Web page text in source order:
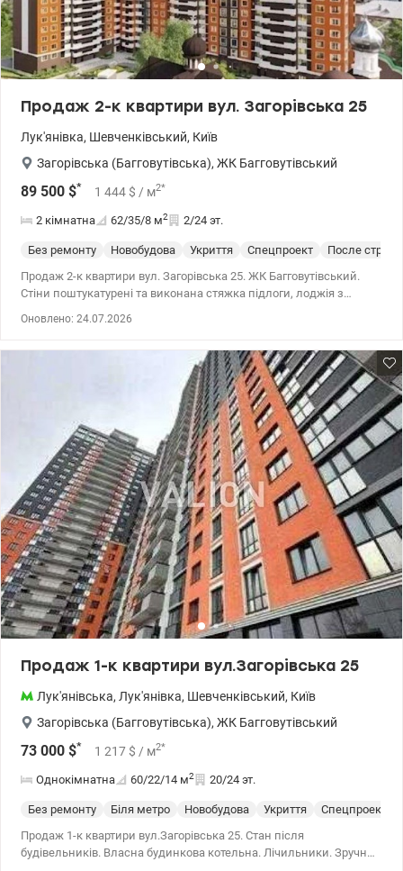
домашніх улюбленців. Надійний забудовник – Київміськбуд –
запланував введення в експлуатацію у 4 кв. 2026 року.
Прекрасний варіант для інвестування. Великий досвід допомоги
з купівлі квартир за державними програмами, безготівковий
розрахунок: 1) Є-оселя (єОселя), єВідновлення, Сертифікат, 2)
Молодіжний кредит. Ціна квартири 60 000 у.о. Пропонується без
Продаж 2-к квартири вул. Загорівська 25
Лук'янівка, Шевченківський, Київ
Загорівська (Багговутівська), ЖК Багговутівський
89 500 $* 1 444 $ / м2*
2 кімнатна 62/35/8 м2 2/24 эт.
Без ремонту Новобудова Укриття Спецпроект
После
Продаж 2-к квартири вул. Загорівська 25. ЖК Багговутівський.
Стіни поштукатурені та виконана стяжка підлоги, лоджія з
Оновлено: 24.07.2026
Продаж 1-к квартири вул.Загорівська 25
Лук'янівська, Лук'янівка, Шевченківський, Київ
Загорівська (Багговутівська), ЖК Багговутівський
73 000 $* 1 217 $ / м2*
Однокімнатна 60/22/14 м2 20/24 эт.
Без ремонту Біля метро Новобудова Укриття Спецпроект
Продаж 1-к квартири вул.Загорівська 25. Стан після
будівельників. Власна будинкова котельна. Лічильники. Зручне